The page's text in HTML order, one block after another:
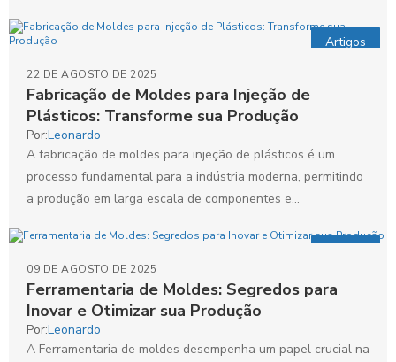
Artigos
Fabricação de Moldes para Injeção de
Plásticos: Transforme sua Produção
22 DE AGOSTO DE 2025
Por:Leonardo
A fabricação de moldes para injeção de plásticos é um
processo fundamental para a indústria moderna, permitindo
a produção em larga escala de componentes e...
Ferramentaria de Moldes: Segredos para
Inovar e Otimizar sua Produção
09 DE AGOSTO DE 2025
Por:Leonardo
A Ferramentaria de moldes desempenha um papel crucial na